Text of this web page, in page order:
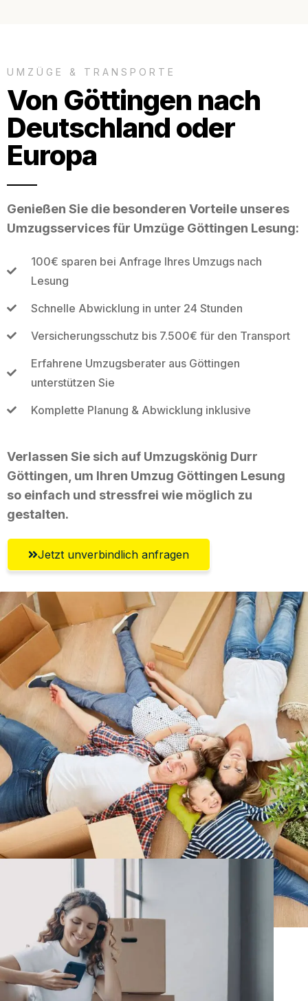
UMZÜGE & TRANSPORTE
Von Göttingen nach
Deutschland oder
Europa
Genießen Sie die besonderen Vorteile unseres
Umzugsservices für Umzüge Göttingen Lesung:
100€ sparen bei Anfrage Ihres Umzugs nach
Lesung
Schnelle Abwicklung in unter 24 Stunden
Versicherungsschutz bis 7.500€ für den Transport
Erfahrene Umzugsberater aus Göttingen
unterstützen Sie
Komplette Planung & Abwicklung inklusive
Verlassen Sie sich auf Umzugskönig Durr
Göttingen, um Ihren Umzug Göttingen Lesung
so einfach und stressfrei wie möglich zu
gestalten.
Jetzt unverbindlich anfragen